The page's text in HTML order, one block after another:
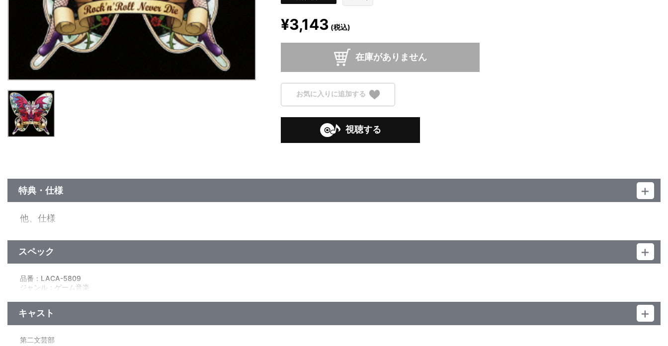
¥3,143 (税込)
在庫がありません
お気に入りに追加する
視聴する
特典・仕様
他、仕様
スペック
品番：LACA-5809
ジャンル：ゲーム音楽
キャスト
第二文芸部